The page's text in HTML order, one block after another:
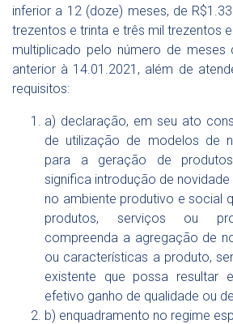
inferior a 12 (doze) meses, de
trezentos e trinta e três mil trezentos
multiplicado pelo número de meses
anterior à 14.01.2021, além de
requisitos:
a) declaração, em seu ato
de utilização de modelos de
para a geração de
significa introdução de
no ambiente produtivo e social
produtos, serviços ou
compreenda a agregação de
ou características a produto,
existente que possa resultar
efetivo ganho de qualidade ou
b) enquadramento no regime